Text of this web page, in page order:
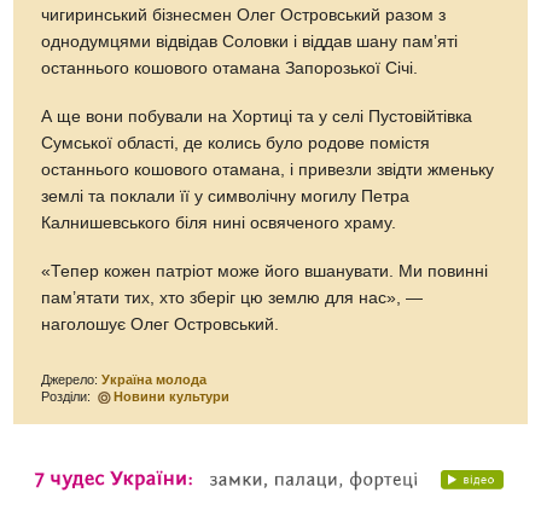
чигиринський бізнесмен Олег Островський разом з
однодумцями відвідав Соловки і віддав шану пам’яті
останнього кошового отамана Запорозької Січі.
А ще вони побували на Хортиці та у селі Пустовійтівка
Сумської області, де колись було родове помістя
останнього кошового отамана, і привезли звідти жменьку
землі та поклали її у символічну могилу Петра
Калнишевського біля нині освяченого храму.
«Тепер кожен патріот може його вшанувати. Ми повинні
пам’ятати тих, хто зберіг цю землю для нас», —
наголошує Олег Островський.
Джерело:Україна молода
Розділи:
Новини культури